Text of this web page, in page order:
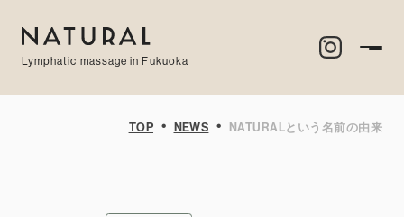
Lymphatic massage in Fukuoka
TOP ・NEWS・ NATURALという名前の由来